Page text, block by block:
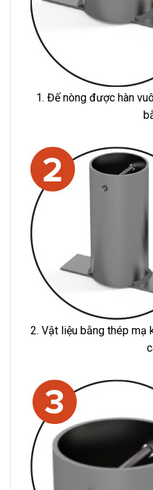
1. Đế nòng được hàn
2. Vật liệu bằng thép mạ